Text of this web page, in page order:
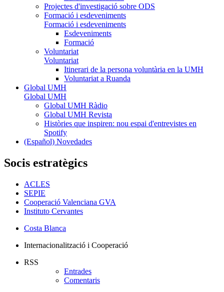
Projectes d'investigació sobre ODS
Formació i esdeveniments
Formació i esdeveniments
Esdeveniments
Formació
Voluntariat
Voluntariat
Itinerari de la persona voluntària en la UMH
Voluntariat a Ruanda
Global UMH
Global UMH
Global UMH Ràdio
Global UMH Revista
Històries que inspiren: nou espai d'entrevistes en
Spotify
(Español) Novedades
Socis estratègics
ACLES
SEPIE
Cooperació Valenciana GVA
Instituto Cervantes
Costa Blanca
Internacionalització i Cooperació
RSS
Entrades
Comentaris